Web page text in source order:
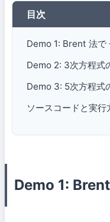
目次
Demo 1: Brent 法で
Demo 2: 3次方程式
Demo 3: 5次方程式
ソースコードと実行
Demo 1: